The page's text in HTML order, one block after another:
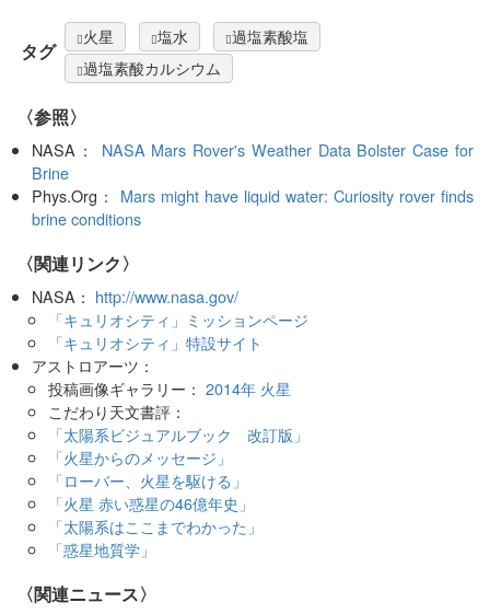
タグ
火星 塩水
過塩素酸塩
過塩素酸カルシウム
〈参照〉
NASA： NASA Mars Rover's Weather Data Bolster Case for
Brine
Phys.Org： Mars might have liquid water: Curiosity rover finds
brine conditions
〈関連リンク〉
NASA： http://www.nasa.gov/
「キュリオシティ」ミッションページ
「キュリオシティ」特設サイト
アストロアーツ：
投稿画像ギャラリー： 2014年 火星
こだわり天文書評：
「太陽系ビジュアルブック 改訂版」
「火星からのメッセージ」
「ローバー、火星を駆ける」
「火星 赤い惑星の46億年史」
「太陽系はここまでわかった」
「惑星地質学」
〈関連ニュース〉